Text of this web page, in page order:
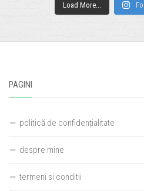
Load More...
PAGINI
politică de confidențialitate
despre mine
termeni si conditii